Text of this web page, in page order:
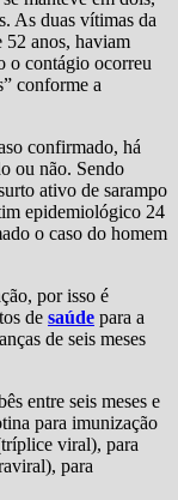
As duas vítimas da
52 anos, haviam
o contágio ocorreu
conforme a
confirmado, há
ou não. Sendo
ativo de sarampo
epidemiológico 24
o caso do homem
por isso é
de saúde para a
de seis meses
entre seis meses e
para imunização
viral), para
para